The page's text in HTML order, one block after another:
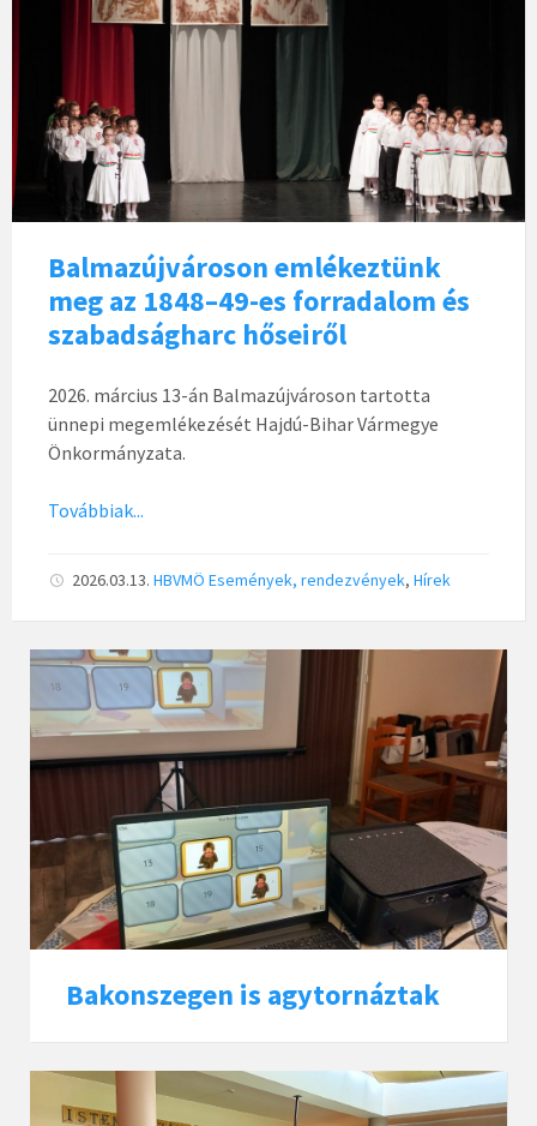
Balmazújvároson emlékeztünk
meg az 1848–49-es forradalom és
szabadságharc hőseiről
2026. március 13-án Balmazújvároson tartotta
ünnepi megemlékezését Hajdú-Bihar Vármegye
Önkormányzata.
Továbbiak...
2026.03.13. HBVMÖ Események, rendezvények, Hírek
Bakonszegen is agytornáztak